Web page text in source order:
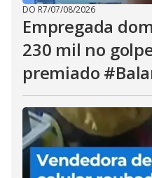
DO R7/07/08/2026
Empregada
230 mil no
premiado